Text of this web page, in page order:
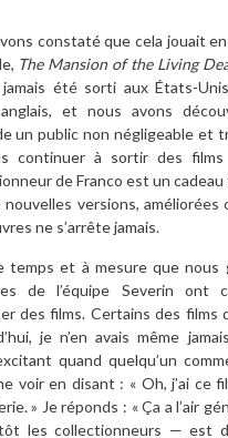
constaté que cela jouait
The Mansion of the Living
jamais été sorti aux États-
et nous avons
un public non négligeable et
continuer à sortir des
de Franco est un
nouvelles versions,
ne s’arrête jamais.
temps et à mesure que nous
de l’équipe Severin ont
des films. Certains des films
je n’en avais même
quand quelqu’un
voir en disant : « Oh, j’ai ce
» Je réponds : « Ça a l’air
les collectionneurs — est